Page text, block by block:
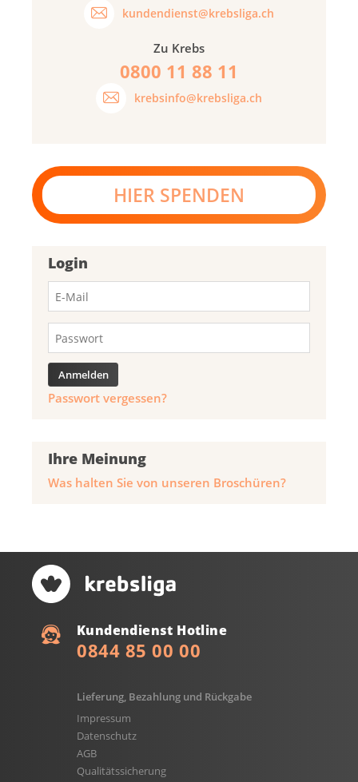
kundendienst@krebsliga.ch
Zu Krebs
0800 11 88 11
krebsinfo@krebsliga.ch
HIER SPENDEN
Login
Passwort vergessen?
Ihre Meinung
Was halten Sie von unseren Broschüren?
Kundendienst Hotline
0844 85 00 00
Lieferung, Bezahlung und Rückgabe
Impressum
Datenschutz
AGB
Qualitätssicherung